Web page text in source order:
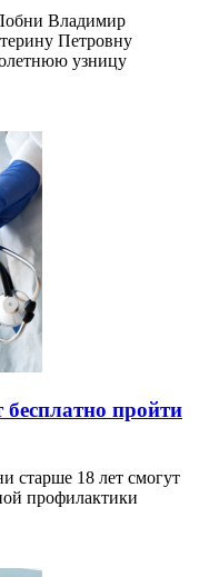
Владимир
Петровну
узницу
пройти
старше 18 лет смогут
профилактики